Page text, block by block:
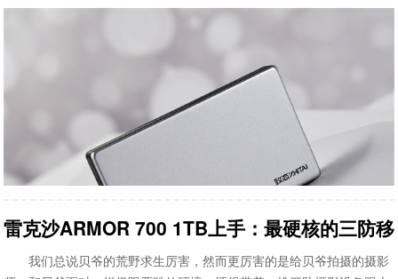
雷克沙ARMOR 700 1TB上手：最硬核的三防
我们总说贝爷的荒野求生厉害，然而更厉害的是给贝爷拍摄的摄影